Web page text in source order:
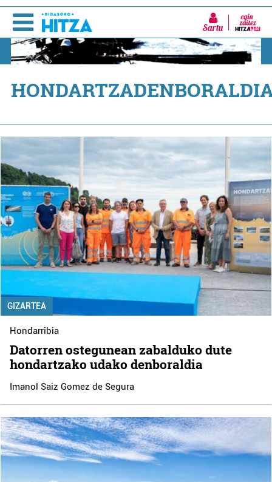
Sartu
GIZARTEA
Hondarribia
Datorren ostegunean zabalduko dute
hondartzako udako denboraldia
Imanol Saiz Gomez de Segura